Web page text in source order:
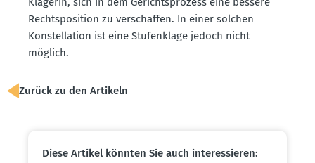
Rechts­po­sition zu verschaffen. In einer solchen
Konstel­lation ist eine Stufen­klage jedoch nicht
möglich.
Zurück zu den Artikeln
Diese Artikel könnten Sie auch inter­es­sieren: